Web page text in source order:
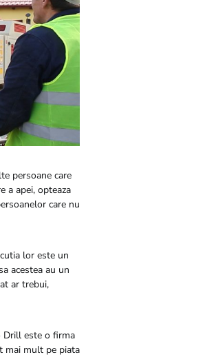
persoane care
a apei, opteaza
care nu
lor este un
acestea au un
ar trebui,
Drill este o firma
mai mult pe piata